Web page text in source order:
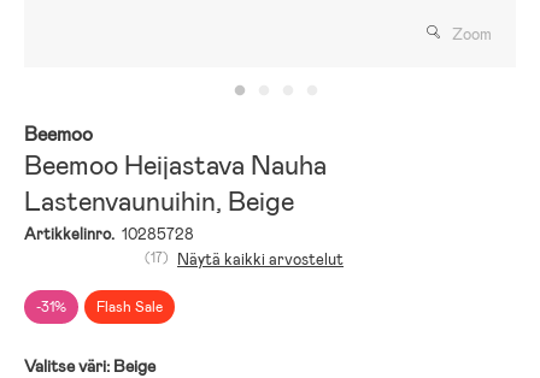
Zoom
Beemoo
Beemoo Heijastava Nauha
Lastenvaunuihin, Beige
Artikkelinro. 10285728
-31% Flash Sale
(17) Näytä kaikki arvostelut
Valitse väri: Beige